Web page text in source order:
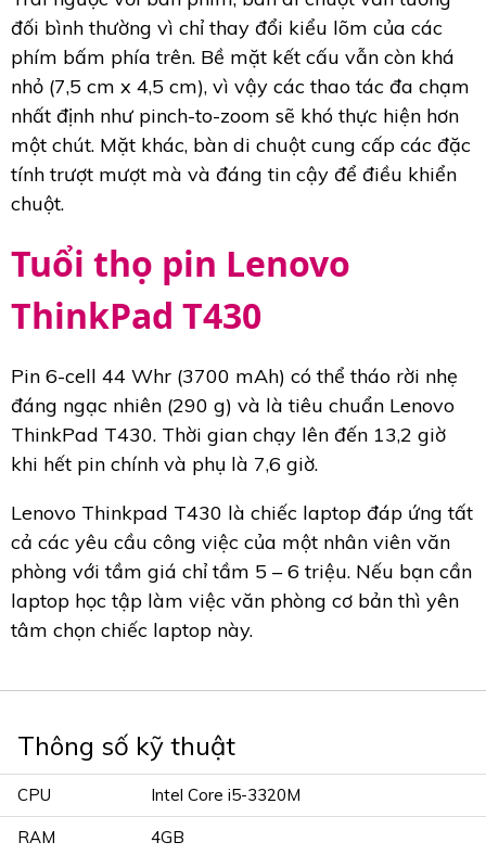
đối bình thường vì chỉ thay đổi kiểu lõm của các
phím bấm phía trên. Bề mặt kết cấu vẫn còn khá
nhỏ (7,5 cm x 4,5 cm), vì vậy các thao tác đa chạm
nhất định như pinch-to-zoom sẽ khó thực hiện hơn
một chút. Mặt khác, bàn di chuột cung cấp các đặc
tính trượt mượt mà và đáng tin cậy để điều khiển
chuột.
Tuổi thọ pin Lenovo
ThinkPad T430
Pin 6-cell 44 Whr (3700 mAh) có thể tháo rời nhẹ
đáng ngạc nhiên (290 g) và là tiêu chuẩn Lenovo
ThinkPad T430. Thời gian chạy lên đến 13,2 giờ
khi hết pin chính và phụ là 7,6 giờ.
Lenovo Thinkpad T430 là chiếc laptop đáp ứng tất
cả các yêu cầu công việc của một nhân viên văn
phòng với tầm giá chỉ tầm 5 – 6 triệu. Nếu bạn cần
laptop học tập làm việc văn phòng cơ bản thì yên
tâm chọn chiếc laptop này.
Thông số kỹ thuật
CPU Intel Core i5-3320M
RAM 4GB